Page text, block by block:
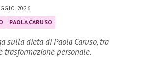
2026
PAOLA CARUSO
sulla dieta di Paola Caruso, tra
trasformazione personale.